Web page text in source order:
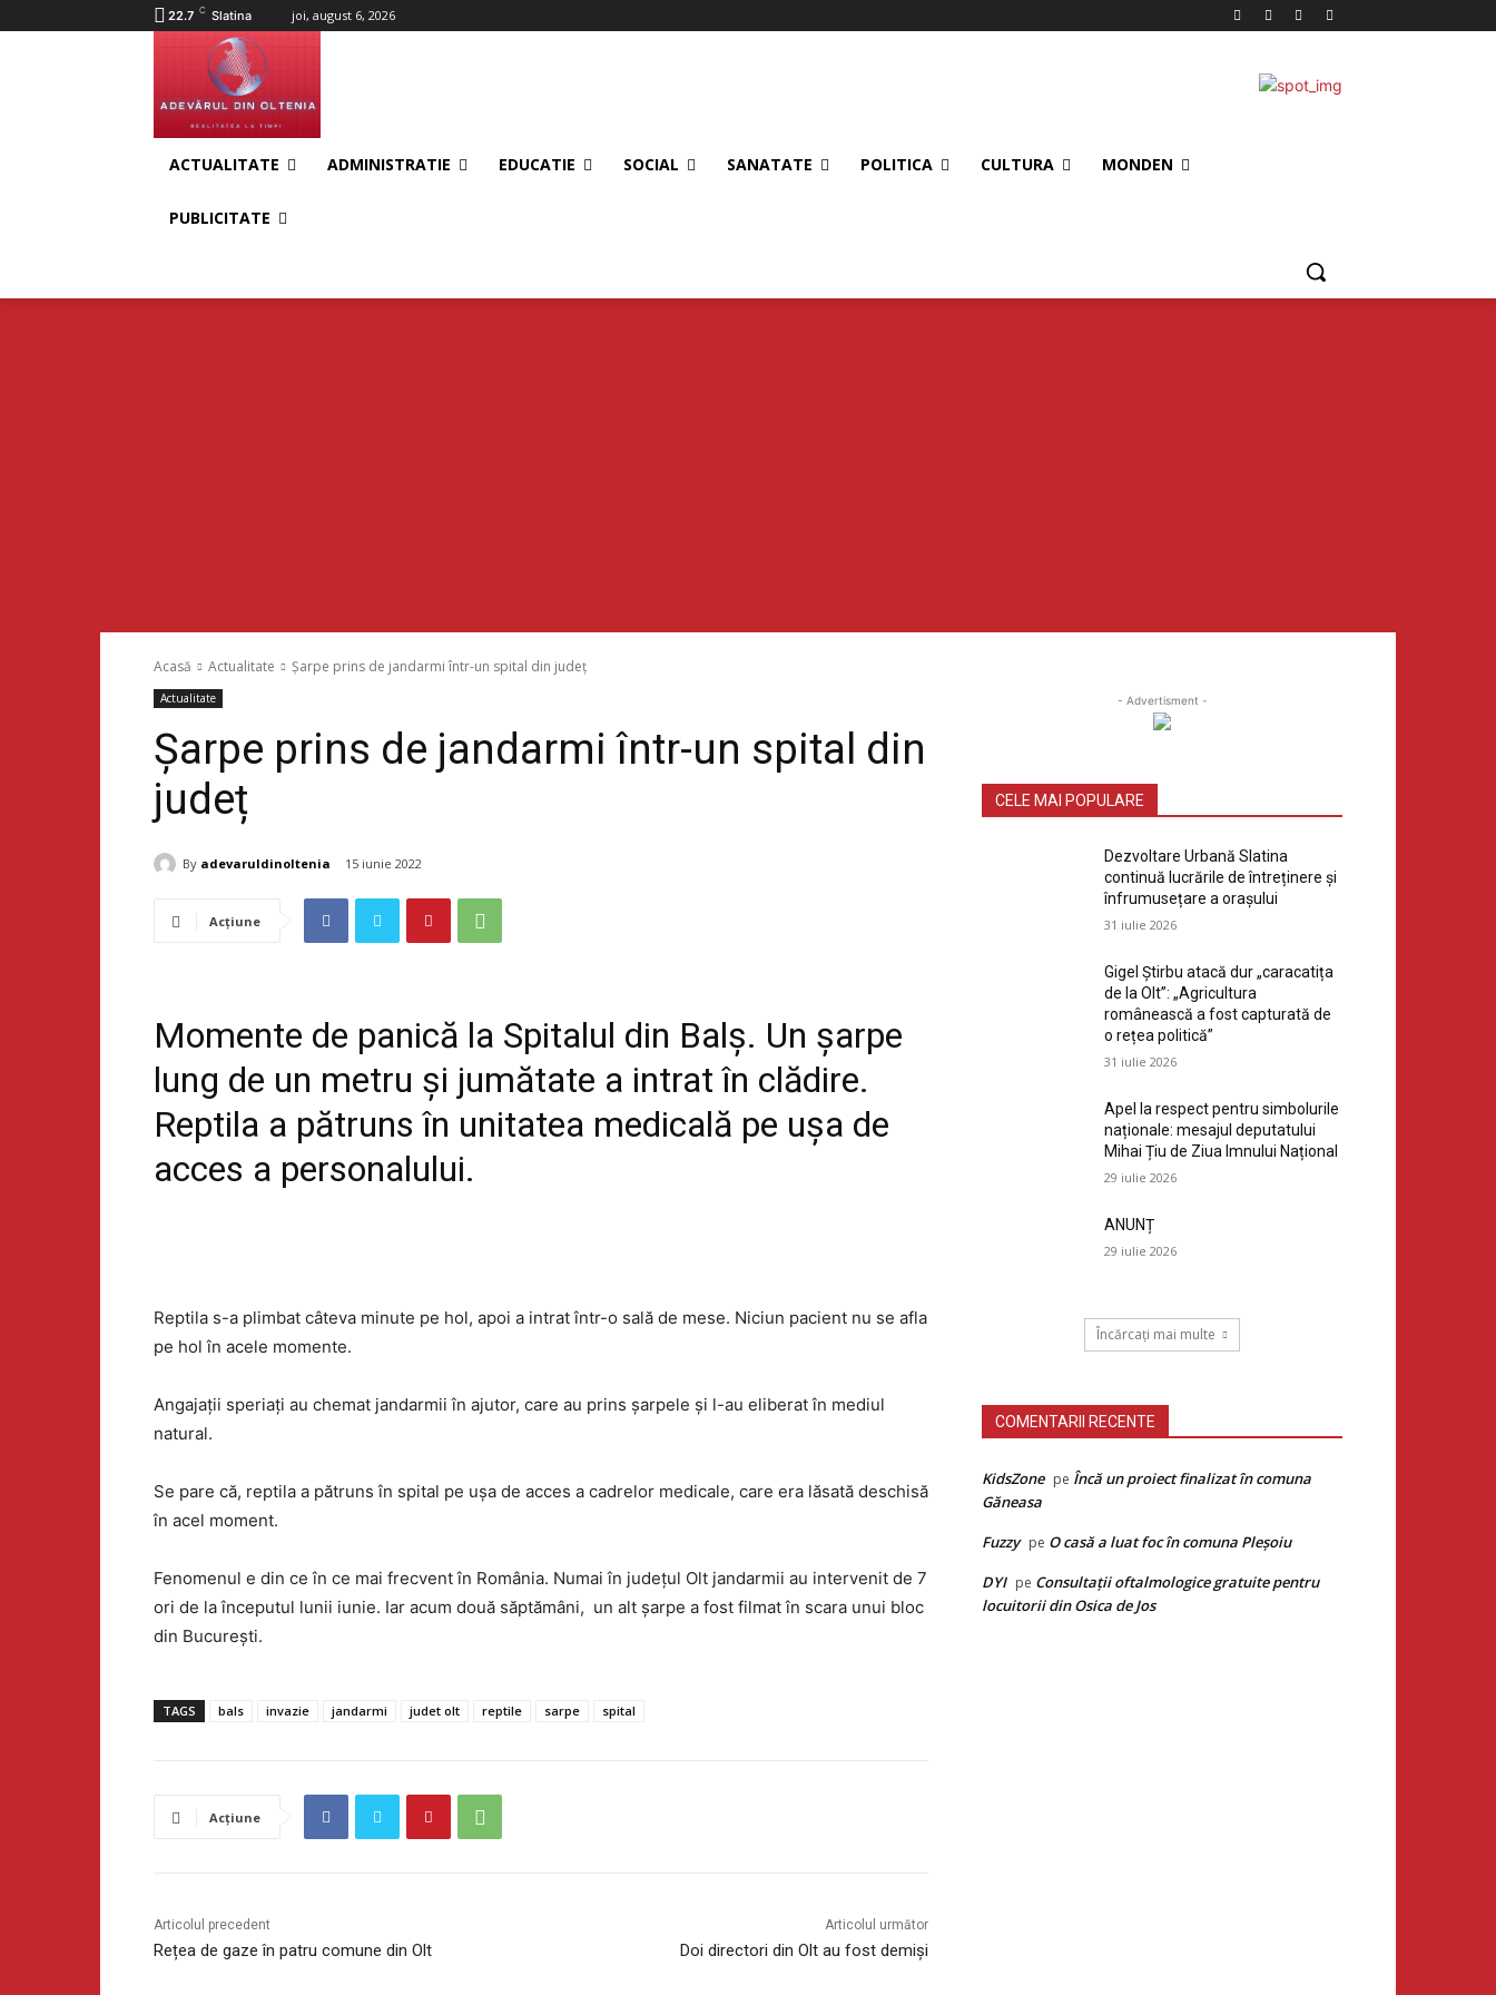
22.7 C Slatina joi, august 6, 2026
ACTUALITATE ADMINISTRATIE EDUCATIE SOCIAL SANATATE POLITICA CULTURA MONDEN
PUBLICITATE
Acasă Actualitate Șarpe prins de jandarmi într-un spital din județ
Actualitate
Șarpe prins de jandarmi într-un spital din
județ
By adevaruldinoltenia 15 iunie 2022
Acțiune
Momente de panică la Spitalul din Balș. Un șarpe
lung de un metru și jumătate a intrat în clădire.
Reptila a pătruns în unitatea medicală pe uşa de
acces a personalului.
Reptila s-a plimbat câteva minute pe hol, apoi a intrat într-o sală de mese. Niciun pacient nu se afla
pe hol în acele momente.
Angajații speriați au chemat jandarmii în ajutor, care au prins șarpele și l-au eliberat în mediul
natural.
Se pare că, reptila a pătruns în spital pe ușa de acces a cadrelor medicale, care era lăsată deschisă
în acel moment.
Fenomenul e din ce în ce mai frecvent în România. Numai în judeţul Olt jandarmii au intervenit de 7
ori de la începutul lunii iunie. Iar acum două săptămâni, un alt şarpe a fost filmat în scara unui bloc
din București.
TAGS bals invazie jandarmi judet olt reptile sarpe spital
Acțiune
Articolul precedent
Rețea de gaze în patru comune din Olt
Articolul următor
Doi directori din Olt au fost demiși
- Advertisment -
CELE MAI POPULARE
Dezvoltare Urbană Slatina
continuă lucrările de întreținere și
înfrumusețare a orașului
31 iulie 2026
Gigel Știrbu atacă dur „caracatița
de la Olt”: „Agricultura
românească a fost capturată de
o rețea politică”
31 iulie 2026
Apel la respect pentru simbolurile
naționale: mesajul deputatului
Mihai Țiu de Ziua Imnului Național
29 iulie 2026
ANUNȚ
29 iulie 2026
Încărcați mai multe
COMENTARII RECENTE
KidsZone pe Încă un proiect finalizat în comuna
Găneasa
Fuzzy pe O casă a luat foc în comuna Pleșoiu
DYI pe Consultații oftalmologice gratuite pentru
locuitorii din Osica de Jos